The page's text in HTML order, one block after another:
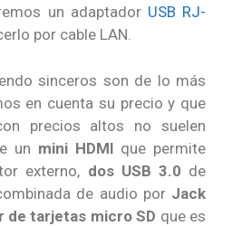
un adaptador USB RJ-
por cable LAN.
sinceros son de lo más
en cuenta su precio y que
precios altos no suelen
un mini HDMI que permite
externo, dos USB 3.0 de
de audio porJack
de tarjetas micro SD que es